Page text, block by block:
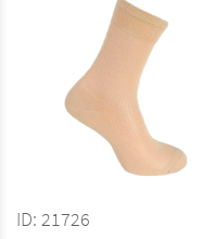
ID: 21726